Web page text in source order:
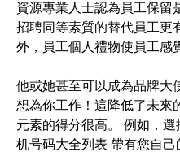
資源專業人士認為員工保留
招聘同等素質的替代員工更
外，員工個人禮物使員工感
他或她甚至可以成為品牌大
想為你工作！這降低了未來
元素的得分很高。 例如，
机号码大全列表 帶有您自